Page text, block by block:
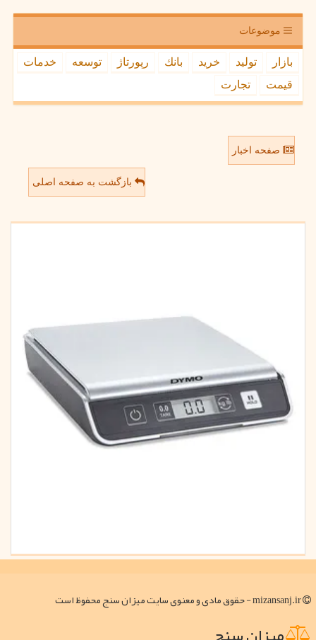
موضوعات
بازار تولید خرید بانك رپورتاژ توسعه
خدمات
قیمت
تجارت
صفحه اخبار
بازگشت به صفحه اصلی